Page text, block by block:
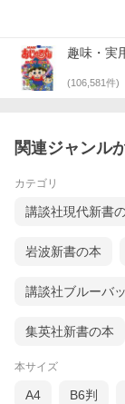
趣味・実
(106,581 件)
関連ジャンル
カテゴリ
講談社現代新書
岩波新書の本
講談社ブルーバ
集英社新書の本
本サイズ
A4 B6判